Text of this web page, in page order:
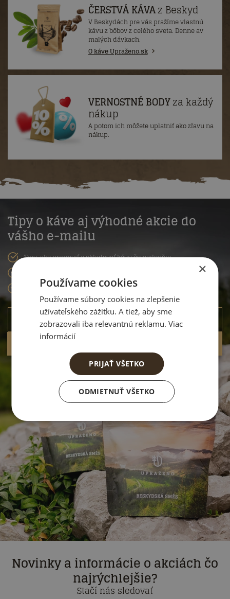
ČERSTVÁ KÁVAz Beskyd
V Beskydách pre vás pražíme vlastnú
kávu z bôbov z celého sveta. Denne av
malých dávkach.
O káve Upraženo.sk
VERNOSTNÉ BODYza každý
nákup
A potom ich môžete uplatniť ako zľavu na
nákup.
Tipy o káve aj výhodné akcie do
vášho e-mailu
Tipy, ako pripraviť a skladovať kávu čo najlepšie
Už vyše 2 000 odberateľov
Prihlásiť sa a získať zaujímavé info
Novinky a informácie o akciách čo
najrýchlejšie?
Stačí nás sledovať
×
Používame cookies
Používame súbory cookies na zlepšenie
užívateľského zážitku. A tiež, aby sme
zobrazovali iba relevantnú reklamu. Viac
informácií
PRIJAŤ VŠETKO
ODMIETNUŤ VŠETKO